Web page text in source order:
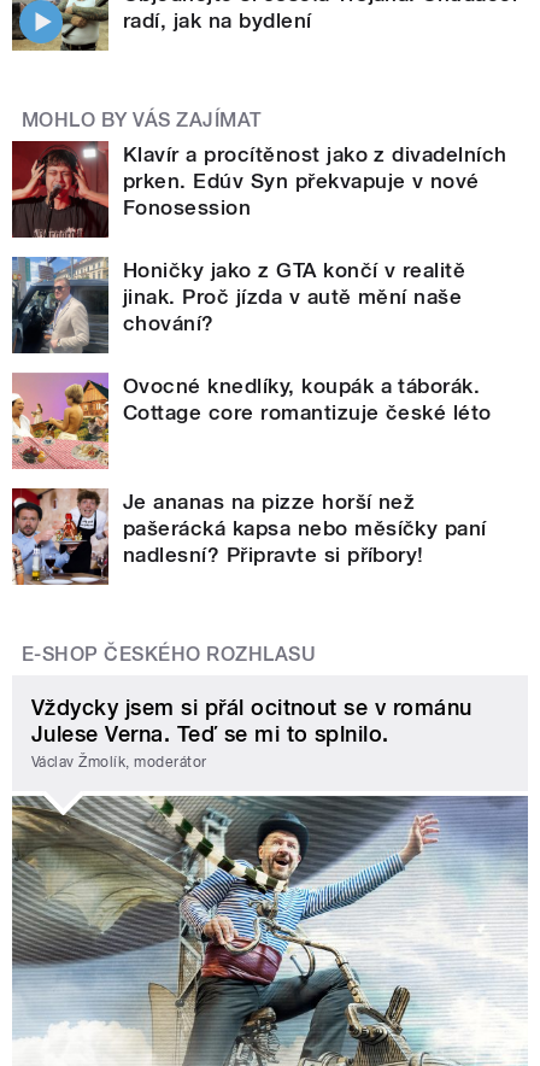
radí, jak na bydlení
MOHLO BY VÁS ZAJÍMAT
Klavír a procítěnost jako z divadelních
prken. Edúv Syn překvapuje v nové
Fonosession
Honičky jako z GTA končí v realitě
jinak. Proč jízda v autě mění naše
chování?
Ovocné knedlíky, koupák a táborák.
Cottage core romantizuje české léto
Je ananas na pizze horší než
pašerácká kapsa nebo měsíčky paní
nadlesní? Připravte si příbory!
E-SHOP ČESKÉHO ROZHLASU
Vždycky jsem si přál ocitnout se v románu
Julese Verna. Teď se mi to splnilo.
Václav Žmolík, moderátor